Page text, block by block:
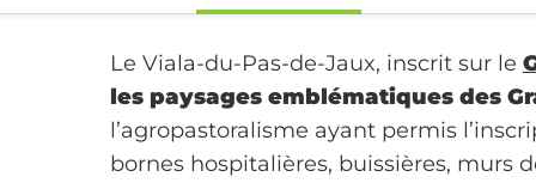
Le Viala-du-Pas-de-Jaux, inscrit sur le
les paysages emblématiques des
l’agropastoralisme ayant permis
bornes hospitalières, buissières, murs